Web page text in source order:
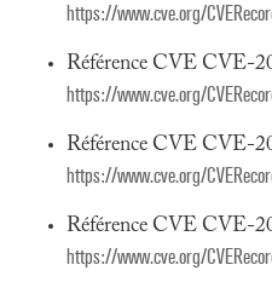
https://www.cve.org/
Référence CVE CVE-
https://www.cve.org/
Référence CVE CVE-
https://www.cve.org/
Référence CVE CVE-
https://www.cve.org/